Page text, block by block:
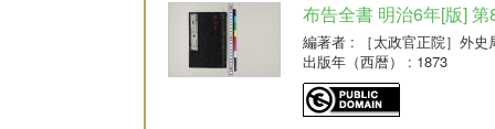
布告全書 明治6年[版] 第
編著者 : ［太政官正院］外史
出版年（西暦）
: 1873